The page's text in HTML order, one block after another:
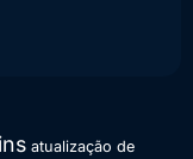
atualização de